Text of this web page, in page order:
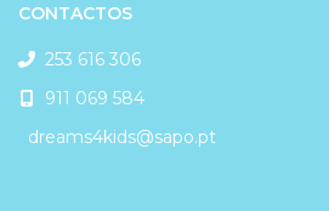
CONTACTOS
253 616 306
911 069 584
dreams4kids@sapo.pt